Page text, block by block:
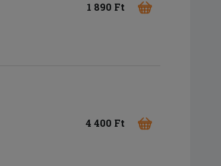
1 890 Ft
4 400 Ft